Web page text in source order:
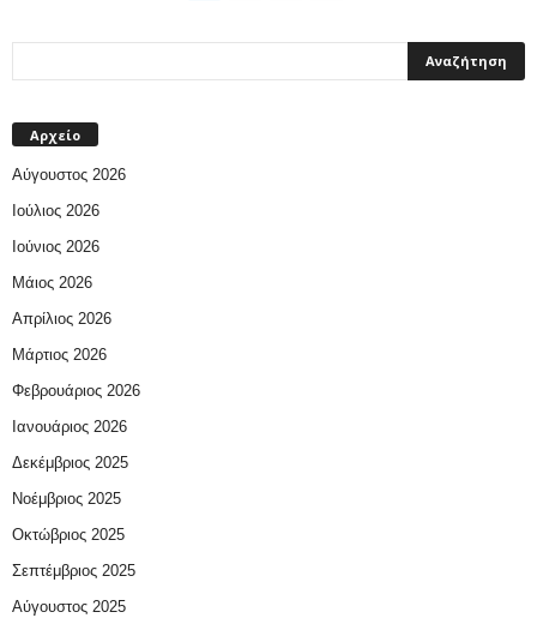
Αρχείο
Αύγουστος 2026
Ιούλιος 2026
Ιούνιος 2026
Μάιος 2026
Απρίλιος 2026
Μάρτιος 2026
Φεβρουάριος 2026
Ιανουάριος 2026
Δεκέμβριος 2025
Νοέμβριος 2025
Οκτώβριος 2025
Σεπτέμβριος 2025
Αύγουστος 2025